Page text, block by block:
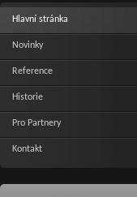
Hlavní stránka
Novinky
Reference
Historie
Pro Partnery
Kontakt